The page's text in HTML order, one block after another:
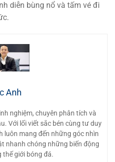
diễn bùng nổ và tấm vé đi
Anh
nghiệm, chuyên phân tích và
Với lối viết sắc bén cùng tư duy
luôn mang đến những góc nhìn
nhanh chóng những biến động
thế giới bóng đá.